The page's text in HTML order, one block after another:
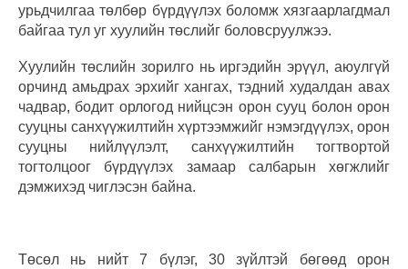
урьдчилгаа төлбөр бүрдүүлэх боломж хязгаарлагдмал
байгаа тул уг хуулийн төслийг боловсруулжээ.
Хуулийн төслийн зорилго нь иргэдийн эрүүл, аюулгүй
орчинд амьдрах эрхийг хангах, тэдний худалдан авах
чадвар, бодит орлогод нийцсэн орон сууц болон орон
сууцны санхүүжилтийн хүртээмжийг нэмэгдүүлэх, орон
сууцны нийлүүлэлт, санхүүжилтийн тогтвортой
тогтолцоог бүрдүүлэх замаар салбарын хөгжлийг
дэмжихэд чиглэсэн байна.
Төсөл нь нийт 7 бүлэг, 30 зүйлтэй бөгөөд орон